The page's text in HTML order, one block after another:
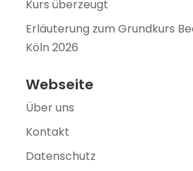
Kurs überzeugt
Erläuterung zum Grundkurs
Köln 2026
Webseite
Über uns
Kontakt
Datenschutz